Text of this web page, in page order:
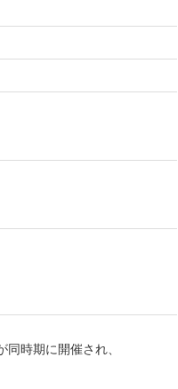
時期に開催され、